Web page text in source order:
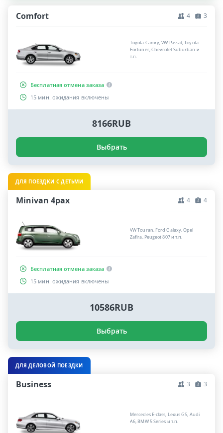
Comfort 4 3
Toyota Camry, VW Passat, Toyota
Fortuner, Chevrolet Suburban и
т.п.
Бесплатная отмена заказа
15 мин. ожидания включены
8166RUB
Выбрать
ДЛЯ ПОЕЗДКИ С ДЕТЬМИ
Minivan 4pax 4 4
VW Touran, Ford Galaxy, Opel
Zafira, Peugeot 807 и т.п.
Бесплатная отмена заказа
15 мин. ожидания включены
10586RUB
Выбрать
ДЛЯ ДЕЛОВОЙ ПОЕЗДКИ
Business 3 3
Mercedes E-class, Lexus GS, Audi
A6, BMW 5 Series и т.п.